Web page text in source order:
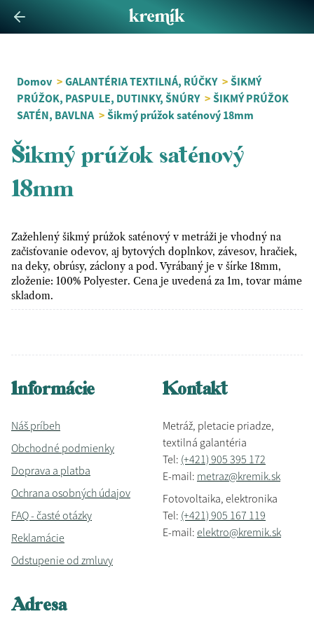
Domov > GALANTÉRIA TEXTILNÁ, RÚČKY > ŠIKMÝ
PRÚŽOK, PASPULE, DUTINKY, ŠNÚRY > ŠIKMÝ PRÚŽOK
SATÉN, BAVLNA > Šikmý prúžok saténový 18mm
Šikmý prúžok saténový
18mm
Zažehlený šikmý prúžok saténový v metráži je vhodný na
začisťovanie odevov, aj bytových doplnkov, závesov, hračiek,
na deky, obrúsy, záclony a pod. Vyrábaný je v šírke 18mm,
zloženie: 100% Polyester. Cena je uvedená za 1m, tovar máme
skladom.
Informácie
Náš príbeh
Obchodné podmienky
Doprava a platba
Ochrana osobných údajov
FAQ - časté otázky
Reklamácie
Odstupenie od zmluvy
Kontakt
Metráž, pletacie priadze,
textilná galantéria
Tel: (+421) 905 395 172
E-mail: metraz@kremik.sk
Fotovoltaika, elektronika
Tel: (+421) 905 167 119
E-mail: elektro@kremik.sk
Adresa